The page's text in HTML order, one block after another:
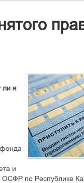
ли я
и
ОСФР по Республике